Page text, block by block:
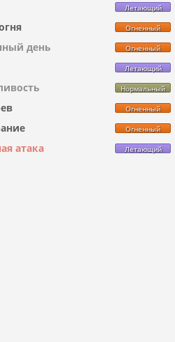
Летающий
Огненный
день Огненный
Летающий
Нормальный
Огненный
Огненный
атака Летающий